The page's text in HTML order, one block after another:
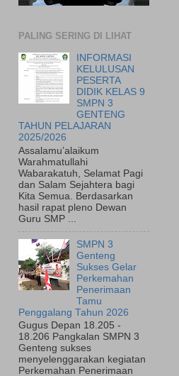
PALING SERING DI LIHAT
INFORMASI
KELULUSAN
PESERTA
DIDIK KELAS 9
SMPN 3
GENTENG
TAHUN PELAJARAN
2025/2026
Assalamu’alaikum
Warahmatullahi
Wabarakatuh, Selamat Pagi
dan Salam Sejahtera bagi
Kita Semua. Berdasarkan
hasil rapat pleno Dewan
Guru SMP ...
SMPN 3
Genteng
Sukses Gelar
Perkemahan
Penerimaan
Tamu
Penggalang Tahun 2026
Gugus Depan 18.205 -
18.206 Pangkalan SMPN 3
Genteng sukses
menyelenggarakan kegiatan
Perkemahan Penerimaan